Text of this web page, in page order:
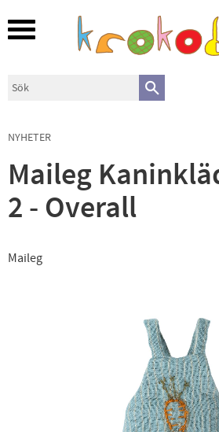
Meny
NYHETER
Maileg
2 - Overall
Maileg